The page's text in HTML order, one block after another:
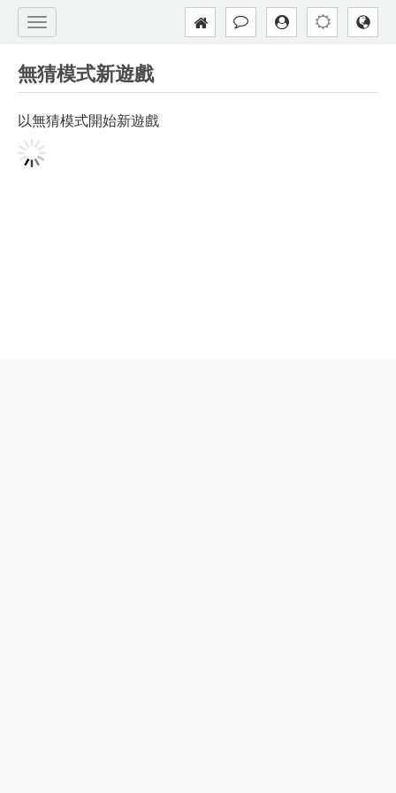
無猜模式新遊戲
以無猜模式開始新遊戲